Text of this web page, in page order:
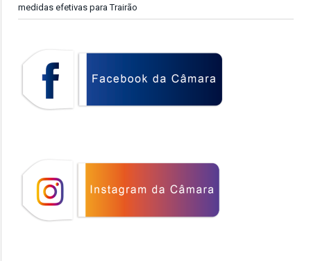
medidas efetivas para Trairão